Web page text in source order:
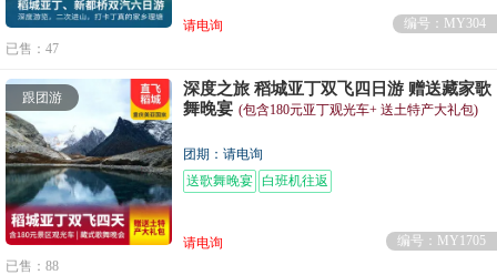
请电询
编号：MY304
已售：47
跟团游
深度之旅 稻城亚丁双飞四日游 赠送藏家歌
舞晚宴 (包含180元亚丁观光车+ 送土特产大礼包)
团期：请电询
送歌舞晚宴 白班机往返
请电询
编号：MY1705
已售：88